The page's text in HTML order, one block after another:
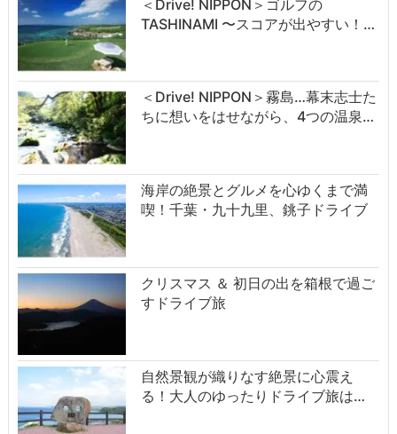
＜Drive! NIPPON＞ゴルフの
TASHINAMI 〜スコアが出やすい！…
＜Drive! NIPPON＞霧島…幕末志士た
ちに想いをはせながら、4つの温泉…
海岸の絶景とグルメを心ゆくまで満
喫！千葉・九十九里、銚子ドライブ
クリスマス ＆ 初日の出を箱根で過ご
すドライブ旅
自然景観が織りなす絶景に心震え
る！大人のゆったりドライブ旅は…